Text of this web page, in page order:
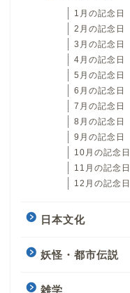
1月の記念日
2月の記念日
3月の記念日
4月の記念日
5月の記念日
6月の記念日
7月の記念日
8月の記念日
9月の記念日
10月の記念日
11月の記念日
12月の記念日
日本文化
妖怪・都市伝説
雑学